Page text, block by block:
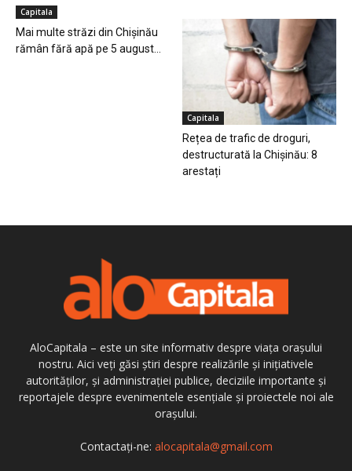
Capitala
Mai multe străzi din Chișinău
rămân fără apă pe 5 august...
Capitala
Rețea de trafic de droguri,
destructurată la Chișinău: 8
arestați
AloCapitala – este un site informativ despre viața orașului
nostru. Aici veți găsi știri despre realizările și inițiativele
autorităților, și administrației publice, deciziile importante și
reportajele despre evenimentele esențiale și proiectele noi ale
orașului.
Contactați-ne: alocapitala@gmail.com